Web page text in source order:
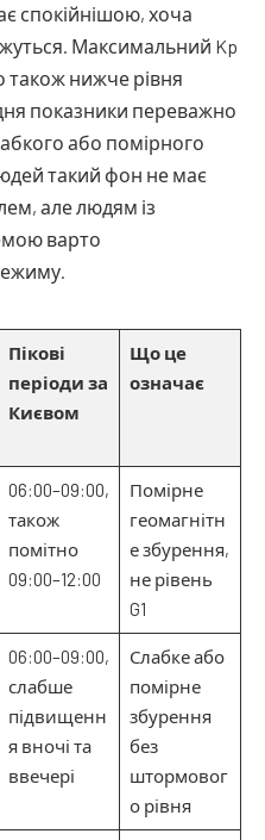
спокійнішою, хоча
Максимальний Kp
також нижче рівня
показники переважно
або помірного
такий фон не має
але людям із
варто
Пікові
періоди за
Києвом
Що це
означає
06:00–09:00,
також
помітно
09:00–12:00
Помірне
геомагнітн
е збурення,
не рівень
G1
06:00–09:00,
слабше
підвищенн
я вночі та
ввечері
Слабке або
помірне
збурення
без
штормовог
о рівня